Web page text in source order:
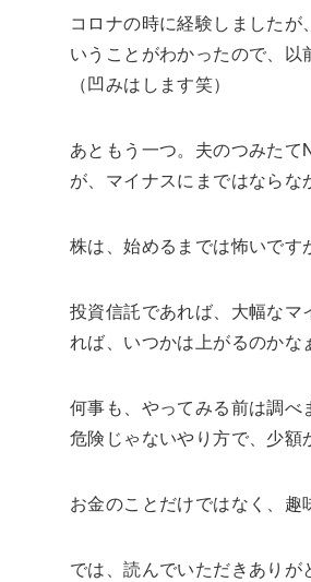
コロナの時に経験しました
いうことがわかったので、以
（凹みはします笑）
あともう一つ。夫のつみた
が、マイナスにまではならな
株は、始めるまでは怖いです
投資信託であれば、大幅な
れば、いつかは上がるのかな
何事も、やってみる前は調べ
危険じゃないやり方で、少
お金のことだけではなく、 趣
では、読んでいただきありが